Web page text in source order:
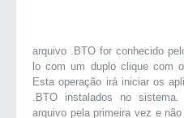
arquivo .BTO for conhecido
lo com um duplo clique com
Esta operação irá iniciar os
.BTO instalados no
arquivo pela primeira vez e